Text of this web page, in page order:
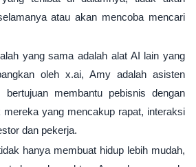
atau akan mencoba mencari
yang sama adalah alat AI lain yang
oleh x.ai, Amy adalah asisten
membantu pebisnis dengan
mereka yang mencakup rapat, interaksi
dan pekerja.
hanya membuat hidup lebih mudah,